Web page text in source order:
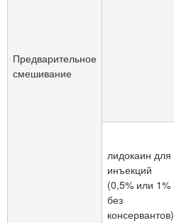
Предварительное
смешивание
лидокаин для
инъекций
(0,5% или 1%
без
консервантов)